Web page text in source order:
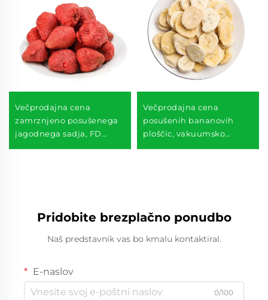
Večprodajna cena
zamrznjeno posušenega
jagodnega sadja, FD
Večprodajna cena
posušenih bananovih
ploščic, vakuumsko
Pridobite brezplačno ponudbo
Naš predstavnik vas bo kmalu kontaktiral.
E-naslov
0/100